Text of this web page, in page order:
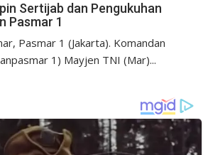
Sertijab dan Pengukuhan
Pasmar 1
Pasmar 1 (Jakarta). Komandan
1) Mayjen TNI (Mar)...